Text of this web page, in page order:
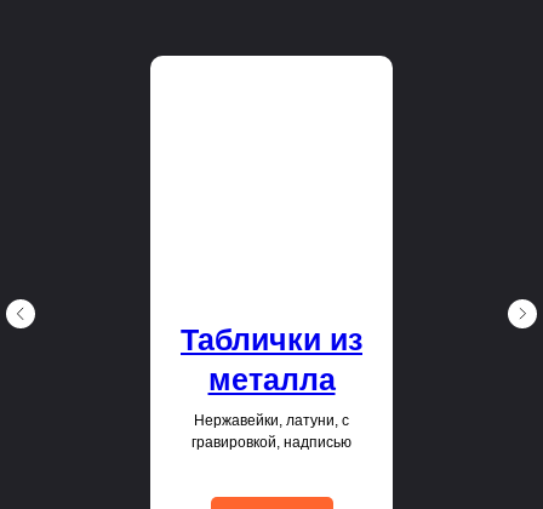
Таблички из
металла
Нержавейки, латуни, с
гравировкой, надписью